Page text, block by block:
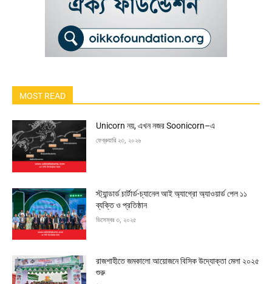
MOST READ
Unicorn নয়, এখন নজর Soonicorn–এ
ফেব্রুয়ারি ২৩, ২০২৬
স্ট্যান্ডার্ড চার্টার্ড-চ্যানেল আই অ্যাগ্রো অ্যাওয়ার্ড পেল ১১
ব্যক্তি ও প্রতিষ্ঠান
ডিসেম্বর ৩, ২০২৫
রাজশাহীতে জমকালো আয়োজনে বিসিক উদ্যোক্তা মেলা ২০২৫
শুরু